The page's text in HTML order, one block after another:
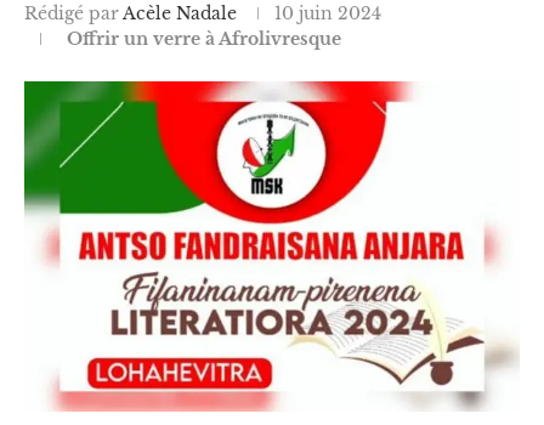
Rédigé parAcèle Nadale
10 juin 2024
Offrir un verre à Afrolivresque